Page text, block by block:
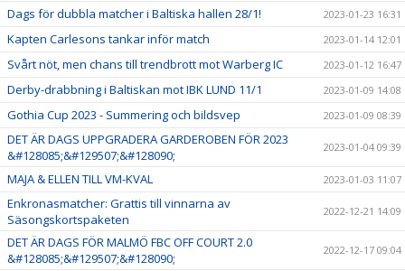
Dags för dubbla matcher i Baltiska hallen 28/1! 2023-01-23 16:31
Kapten Carlesons tankar inför match 2023-01-14 12:01
Svårt nöt, men chans till trendbrott mot Warberg IC 2023-01-12 16:47
Derby-drabbning i Baltiskan mot IBK LUND 11/1 2023-01-09 14:08
Gothia Cup 2023 - Summering och bildsvep 2023-01-09 08:39
DET ÄR DAGS UPPGRADERA GARDEROBEN FÖR 2023
&#128085;&#129507;&#128090;
2023-01-04 09:39
MAJA & ELLEN TILL VM-KVAL 2023-01-03 11:07
Enkronasmatcher: Grattis till vinnarna av
Säsongskortspaketen
2022-12-21 14:09
DET ÄR DAGS FÖR MALMÖ FBC OFF COURT 2.0
&#128085;&#129507;&#128090;
2022-12-17 09:04